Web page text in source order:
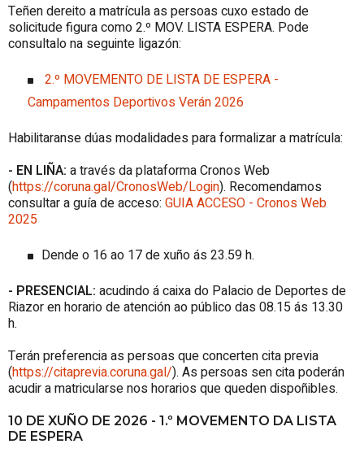
Teñen dereito a matrícula as persoas cuxo estado de
solicitude figura como 2.º MOV. LISTA ESPERA. Pode
consultalo na seguinte ligazón:
2.º MOVEMENTO DE LISTA DE ESPERA -
Campamentos Deportivos Verán 2026
Habilitaranse dúas modalidades para formalizar a matrícula:
- EN LIÑA: a través da plataforma Cronos Web
(https://coruna.gal/CronosWeb/Login). Recomendamos
consultar a guía de acceso: GUIA ACCESO - Cronos Web
2025
Dende o 16 ao 17 de xuño ás 23.59 h.
- PRESENCIAL: acudindo á caixa do Palacio de Deportes de
Riazor en horario de atención ao público das 08.15 ás 13.30
h.
Terán preferencia as persoas que concerten cita previa
(https://citaprevia.coruna.gal/). As persoas sen cita poderán
acudir a matricularse nos horarios que queden dispoñibles.
10 DE XUÑO DE 2026 - 1.º MOVEMENTO DA LISTA
DE ESPERA